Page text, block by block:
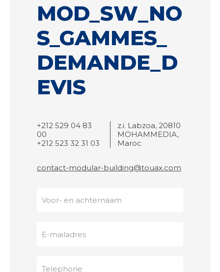
MOD_SW_NO
S_GAMMES_
DEMANDE_D
EVIS
+212 529 04 83
00
+212 523 32 31 03
z.i. Labzoa, 20810
MOHAMMEDIA,
Maroc
contact-modular-building@touax.com